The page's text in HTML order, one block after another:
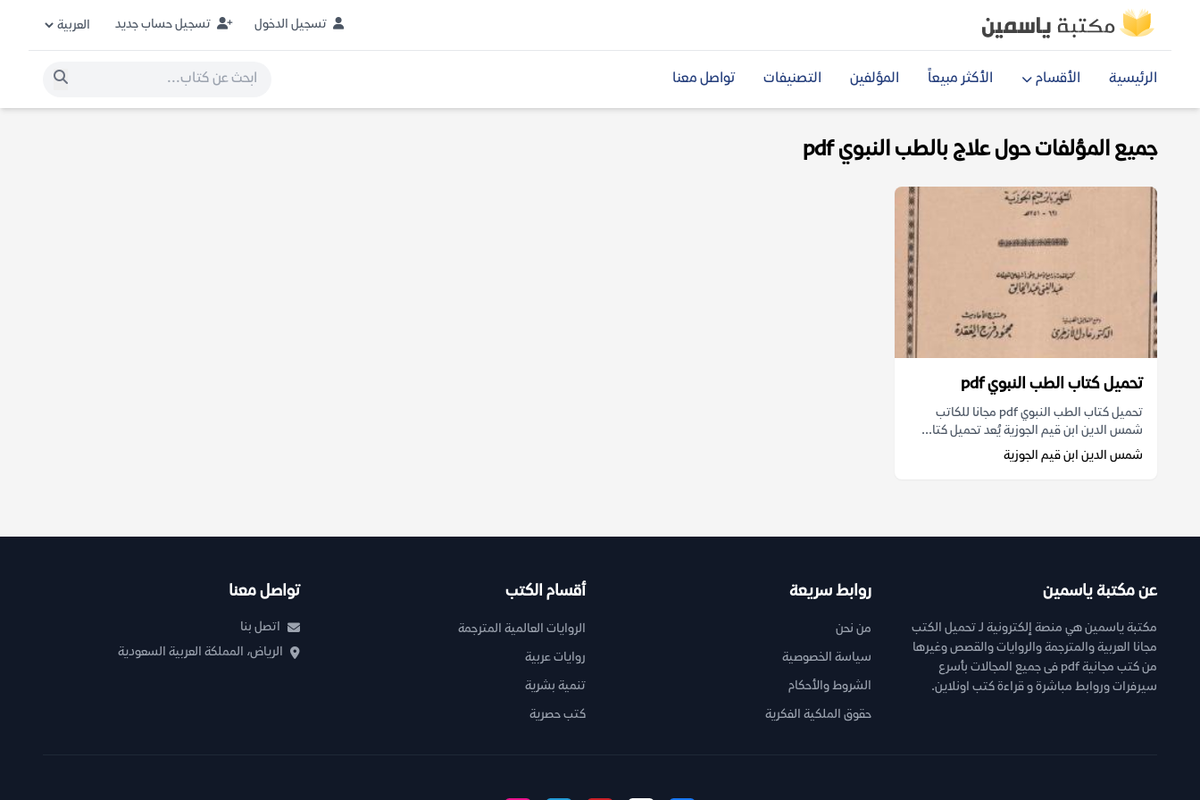
تسجيل الدخول تسجيل حساب جديد
الرئيسية الأقسام الأكثر مبيعاً المؤلفين التصنيفات تواصل معنا
جميع المؤلفات حول علاج بالطب النبوي pdf
تحميل كتاب الطب النبوي pdf
تحميل كتاب الطب النبوي pdf مجانا للكاتب
شمس الدين ابن قيم الجوزية يُعد تحميل كتا...
شمس الدين ابن قيم الجوزية
عن مكتبة ياسمين
مكتبة ياسمين هي منصة إلكترونية لـ تحميل الكتب
مجانا العربية والمترجمة والروايات والقصص وغيرها
من كتب مجانية pdf فى جميع المجالات بأسرع
سيرفرات وروابط مباشرة و قراءة كتب اونلاين.
روابط سريعة
من نحن
سياسة الخصوصية
الشروط والأحكام
حقوق الملكية الفكرية
أقسام الكتب
الروايات العالمية المترجمة
روايات عربية
تنمية بشرية
كتب حصرية
تواصل معنا
اتصل بنا
الرياض، المملكة العربية السعودية